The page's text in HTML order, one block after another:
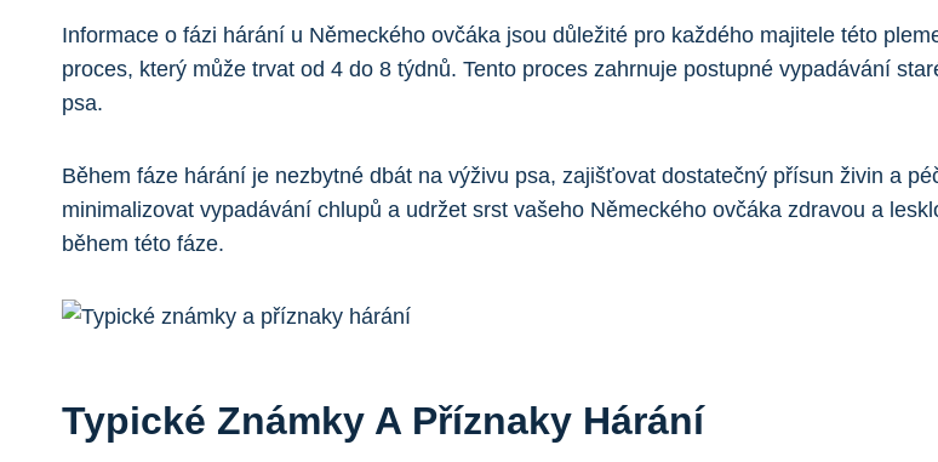
Informace o fázi hárání u Německého ovčáka jsou důležité pro každého majitele této
proces, který může trvat od 4 do 8 týdnů. Tento proces zahrnuje postupné vypadávání
psa.
Během fáze hárání je nezbytné dbát na výživu psa, zajišťovat dostatečný přísun živin a
minimalizovat vypadávání chlupů a udržet srst vašeho Německého ovčáka zdravou a
během této fáze.
Typické Známky A Příznaky Hárání